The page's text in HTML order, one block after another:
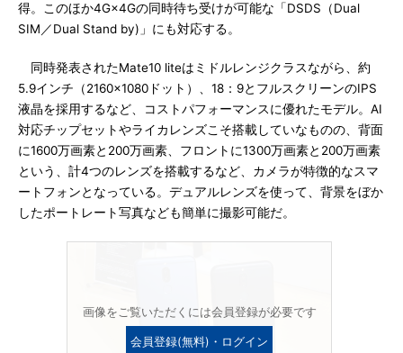
得。このほか4G×4Gの同時待ち受けが可能な「DSDS（Dual
SIM／Dual Stand by)」にも対応する。
同時発表されたMate10 liteはミドルレンジクラスながら、約
5.9インチ（2160×1080ドット）、18：9とフルスクリーンのIPS
液晶を採用するなど、コストパフォーマンスに優れたモデル。AI
対応チップセットやライカレンズこそ搭載していなものの、背面
に1600万画素と200万画素、フロントに1300万画素と200万画素
という、計4つのレンズを搭載するなど、カメラが特徴的なスマ
ートフォンとなっている。デュアルレンズを使って、背景をぼか
したポートレート写真なども簡単に撮影可能だ。
画像をご覧いただくには会員登録が必要です
会員登録(無料)・ログイン